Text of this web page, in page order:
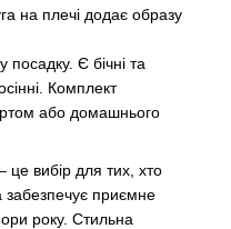
на плечі додає образу
Є бічні та
Комплект
або домашнього
це вибір для тих, хто
забезпечує приємне
року. Стильна